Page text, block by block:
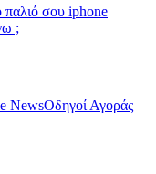
παλιό σου iphone
;
NewsΟδηγοί Αγοράς